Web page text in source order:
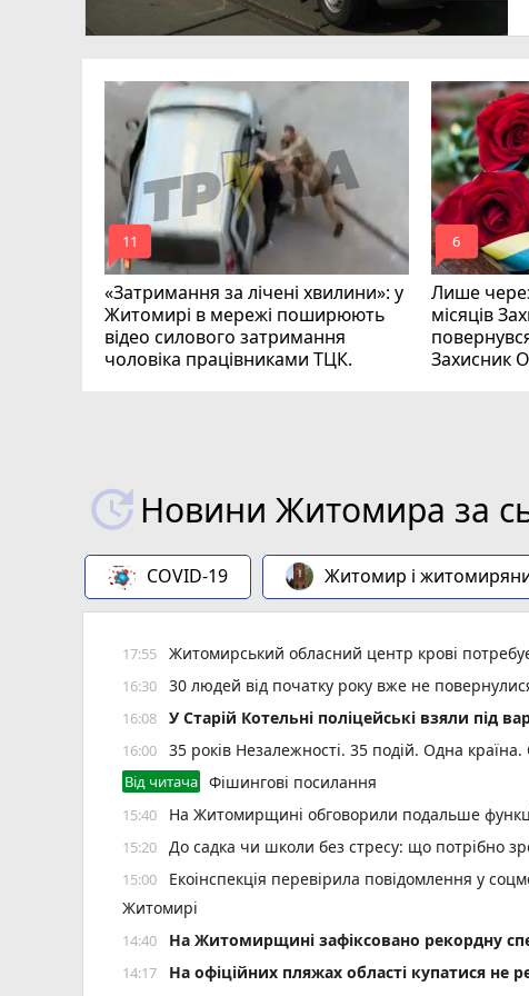
«Затримання за лічені хвилини»: у
Житомирі в мережі поширюють
відео силового затримання
чоловіка працівниками ТЦК.
mode_comment
11
Лише
місяців
Захисник
mode_comment
6
Новини Житомира за
COVID-19 Житомир і
17:55 Житомирський обласний центр крові
16:30 30 людей від початку року вже не
16:08 У Старій Котельні поліцейські взяли під
16:00 35 років Незалежності. 35 подій. Одна
Від читача Фішингові посилання
15:40 На Житомирщині обговорили подальше
15:20 До садка чи школи без стресу: що потрібно
15:00
Екоінспекція перевірила повідомлення у
Житомирі
14:40 Н️а Житомирщині зафіксовано рекордну
14:17 На офіційних пляжах області купатися не